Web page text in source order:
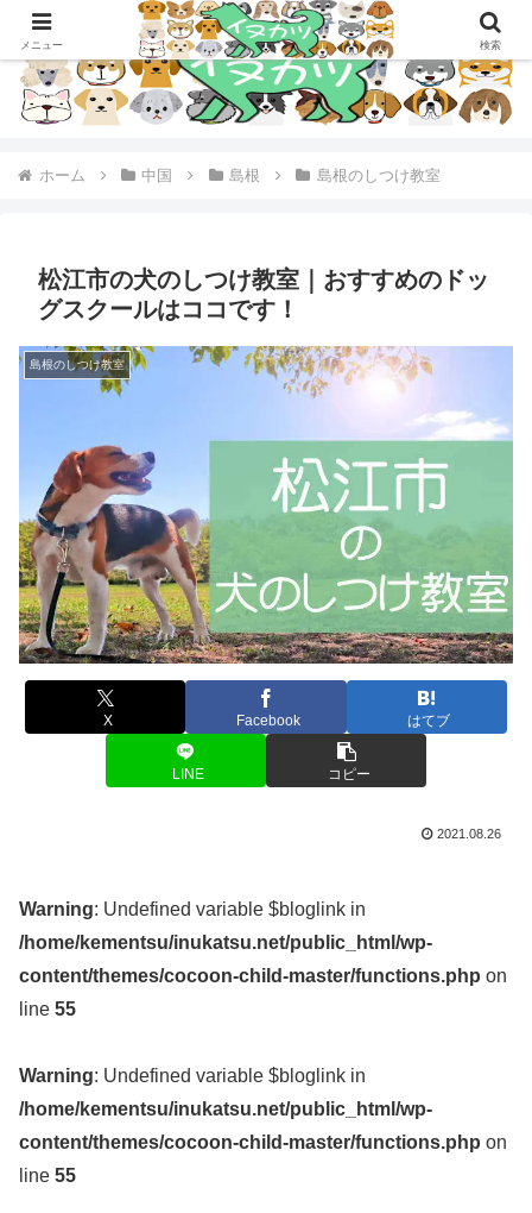
ホーム 中国 島根 島根のしつけ教室
松江市の犬のしつけ教室｜おすすめのドッ
グスクールはココです！
島根のしつけ教室
X Facebook はてブ
LINE コピー
2021.08.26
Warning: Undefined variable $bloglink in
/home/kementsu/inukatsu.net/public_html/wp-
content/themes/cocoon-child-master/functions.php on
line 55
Warning: Undefined variable $bloglink in
/home/kementsu/inukatsu.net/public_html/wp-
content/themes/cocoon-child-master/functions.php on
line 55
メニュー 検索